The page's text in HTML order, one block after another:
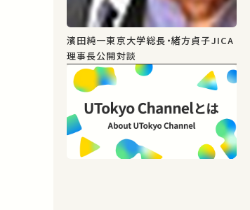
濱田純一東京大学総長・緒方貞子JICA
理事長公開対談